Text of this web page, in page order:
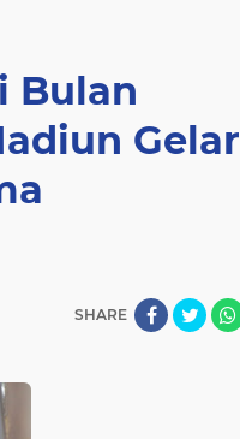
Bulan
Gelar
SHARE